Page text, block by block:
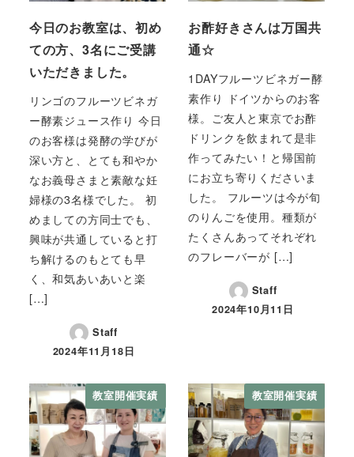
今日のお教室は、初め
ての方、3名にご受講
いただきました。
リンゴのフルーツビネガ
ー酵素ジュース作り 今日
のお客様は発酵の学びが
深い方と、とても和やか
なお義母さまと素敵な妊
婦様の3名様でした。 初
めましての方同士でも、
興味が共通していると打
ち解けるのもとても早
く、和気あいあいと楽
[…]
Staff
2024年11月18日
お酢好きさんは万国共
通☆
1DAYフルーツビネガー酵
素作り ドイツからのお客
様。ご友人と東京でお酢
ドリンクを飲まれて是非
作ってみたい！と帰国前
にお立ち寄りくださいま
した。 フルーツは今が旬
のりんごを使用。種類が
たくさんあってそれぞれ
のフレーバーが […]
Staff
2024年10月11日
教室開催実績 教室開催実績